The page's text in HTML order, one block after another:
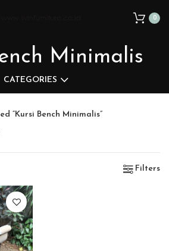
0
Minimalis
CATEGORIES
“Kursi Bench Minimalis”
Filters